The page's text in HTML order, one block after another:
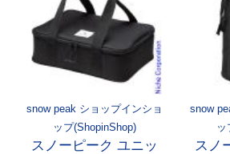
snow peak ショップインショ
ップ(ShopinShop)
スノーピーク ユニッ
snow
ッ
スノ